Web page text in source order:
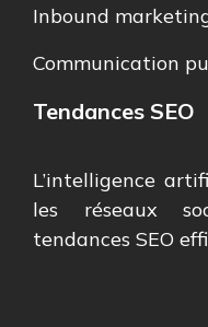
Inbound
Communication
Tendances SEO
L’intelligence
les réseaux
tendances SEO